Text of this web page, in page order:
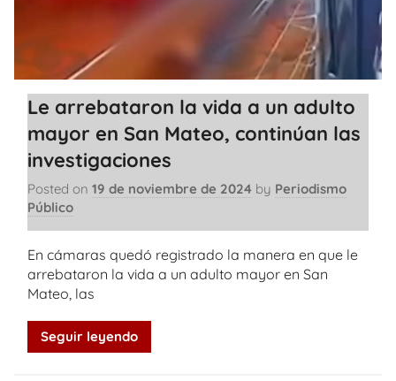
Le arrebataron la vida a un adulto
mayor en San Mateo, continúan las
investigaciones
Posted on 19 de noviembre de 2024 by Periodismo
Público
En cámaras quedó registrado la manera en que le
arrebataron la vida a un adulto mayor en San
Mateo, las
Seguir leyendo